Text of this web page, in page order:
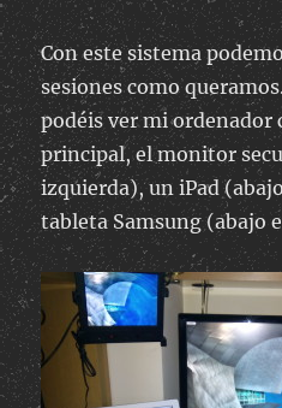
Con este sistema
sesiones como
podéis ver mi
principal, el monitor
izquierda), un iPad
tableta Samsung (abajo